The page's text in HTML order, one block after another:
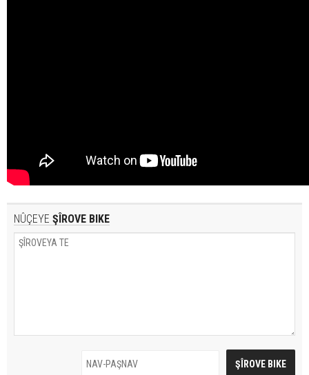
NÛÇEYE ŞÎROVE BIKE